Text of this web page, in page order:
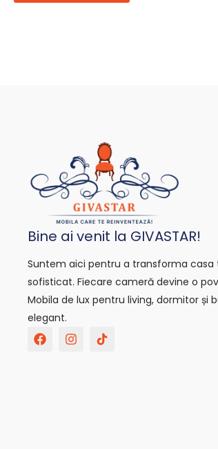
Bine ai venit la GIVASTAR!
Suntem aici pentru a transforma
sofisticat. Fiecare cameră devine o
Mobila de lux pentru living, dormitor și
elegant.
F
a
I
n
T
i